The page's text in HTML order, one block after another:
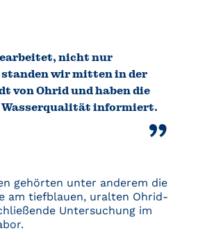
nicht nur
standen wir mitten in der
von Ohrid und haben die
Wasserqualität informiert.
gehörten unter anderem die
am tiefblauen, uralten Ohrid-
Untersuchung im